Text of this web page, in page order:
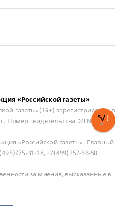
«Российской газеты»
газеты»(16+) зарегистрирован в
Номер свидетельства ЭЛ № ФС 77
«Российской газеты». Главный
31-18, +7(499)257-56-50
за мнения, высказанные в